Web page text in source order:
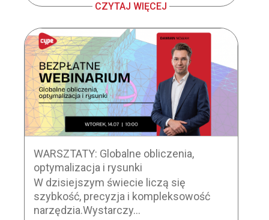
CZYTAJ WIĘCEJ
WARSZTATY: Globalne obliczenia,
optymalizacja i rysunki
W dzisiejszym świecie liczą się
szybkość, precyzja i kompleksowość
narzędzia.Wystarczy...